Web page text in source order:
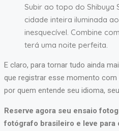
Subir ao topo do Shibuya
cidade inteira iluminada
inesquecível. Combine
terá uma noite perfeita.
E claro, para tornar tudo ainda
que registrar esse momento
por quem entende seu idioma,
Reserve agora seu ensaio
fotógrafo brasileiro e leve para